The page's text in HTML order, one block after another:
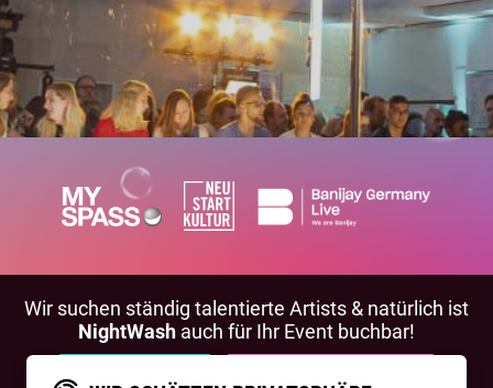
Wir suchen ständig talentierte Artists & natürlich ist
NightWash auch für Ihr Event buchbar!